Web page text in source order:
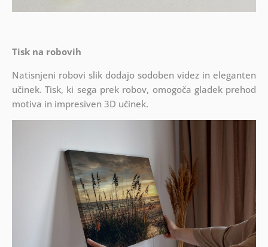
Tisk na robovih
Natisnjeni robovi slik dodajo sodoben videz in eleganten
učinek. Tisk, ki sega prek robov, omogoča gladek prehod
motiva in impresiven 3D učinek.